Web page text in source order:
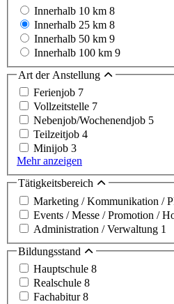
Innerhalb 10 km 8
Innerhalb 25 km 8
Innerhalb 50 km 9
Innerhalb 100 km 9
Art der Anstellung
Ferienjob 7
Vollzeitstelle 7
Nebenjob/Wochenendjob 5
Teilzeitjob 4
Minijob 3
Mehr anzeigen
Tätigkeitsbereich
Marketing / Kommunikation /
Events / Messe / Promotion /
Administration / Verwaltung 1
Bildungsstand
Hauptschule 8
Realschule 8
Fachabitur8